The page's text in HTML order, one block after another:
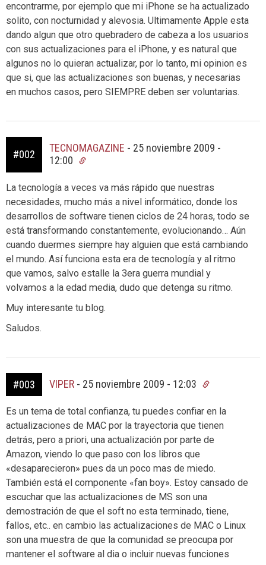
encontrarme, por ejemplo que mi iPhone se ha actualizado
solito, con nocturnidad y alevosia. Ultimamente Apple esta
dando algun que otro quebradero de cabeza a los usuarios
con sus actualizaciones para el iPhone, y es natural que
algunos no lo quieran actualizar, por lo tanto, mi opinion es
que si, que las actualizaciones son buenas, y necesarias
en muchos casos, pero SIEMPRE deben ser voluntarias.
#002
TECNOMAGAZINE - 25 noviembre 2009 -
12:00
La tecnología a veces va más rápido que nuestras
necesidades, mucho más a nivel informático, donde los
desarrollos de software tienen ciclos de 24 horas, todo se
está transformando constantemente, evolucionando… Aún
cuando duermes siempre hay alguien que está cambiando
el mundo. Así funciona esta era de tecnología y al ritmo
que vamos, salvo estalle la 3era guerra mundial y
volvamos a la edad media, dudo que detenga su ritmo.
Muy interesante tu blog.
Saludos.
#003 VIPER - 25 noviembre 2009 - 12:03
Es un tema de total confianza, tu puedes confiar en la
actualizaciones de MAC por la trayectoria que tienen
detrás, pero a priori, una actualización por parte de
Amazon, viendo lo que paso con los libros que
«desaparecieron» pues da un poco mas de miedo.
También está el componente «fan boy». Estoy cansado de
escuchar que las actualizaciones de MS son una
demostración de que el soft no esta terminado, tiene,
fallos, etc.. en cambio las actualizaciones de MAC o Linux
son una muestra de que la comunidad se preocupa por
mantener el software al dia o incluir nuevas funciones